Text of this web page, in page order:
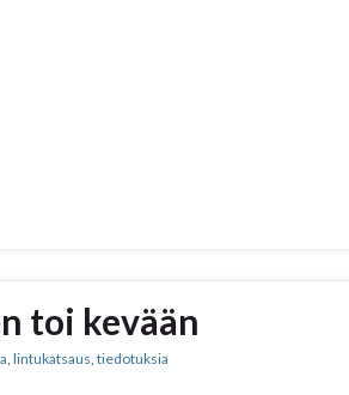
toi kevään
lintukatsaus tiedotuksia